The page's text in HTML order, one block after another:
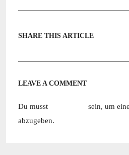
SHARE THIS ARTICLE
LEAVE A COMMENT
Du musst
sein, um
abzugeben.